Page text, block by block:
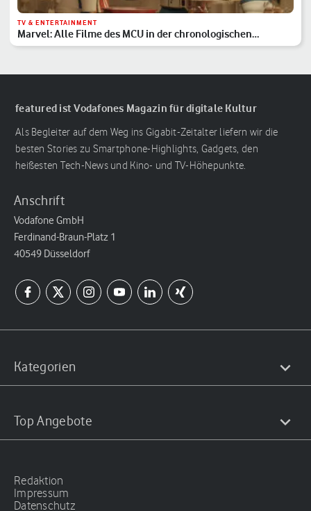
TV & ENTERTAINMENT
Marvel: Alle Filme des MCU in der chronologischen
Reihenfolge
featured ist Vodafones Magazin für digitale Kultur
Als Begleiter auf dem Weg ins Gigabit-Zeitalter liefern wir die
besten Stories zu Smartphone-Highlights, Gadgets, den
heißesten Tech-News und Kino- und TV-Höhepunkte.
Anschrift
Vodafone GmbH
Ferdinand-Braun-Platz 1
40549 Düsseldorf
Kategorien
Top Angebote
Redaktion
Impressum
Datenschutz